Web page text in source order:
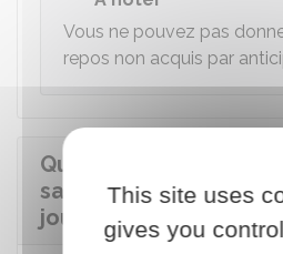
Vous ne pouvez pas
repos non acquis par
Quelle démarche doit
salarié souhaitant
jours de repos ?
This site uses
gives you